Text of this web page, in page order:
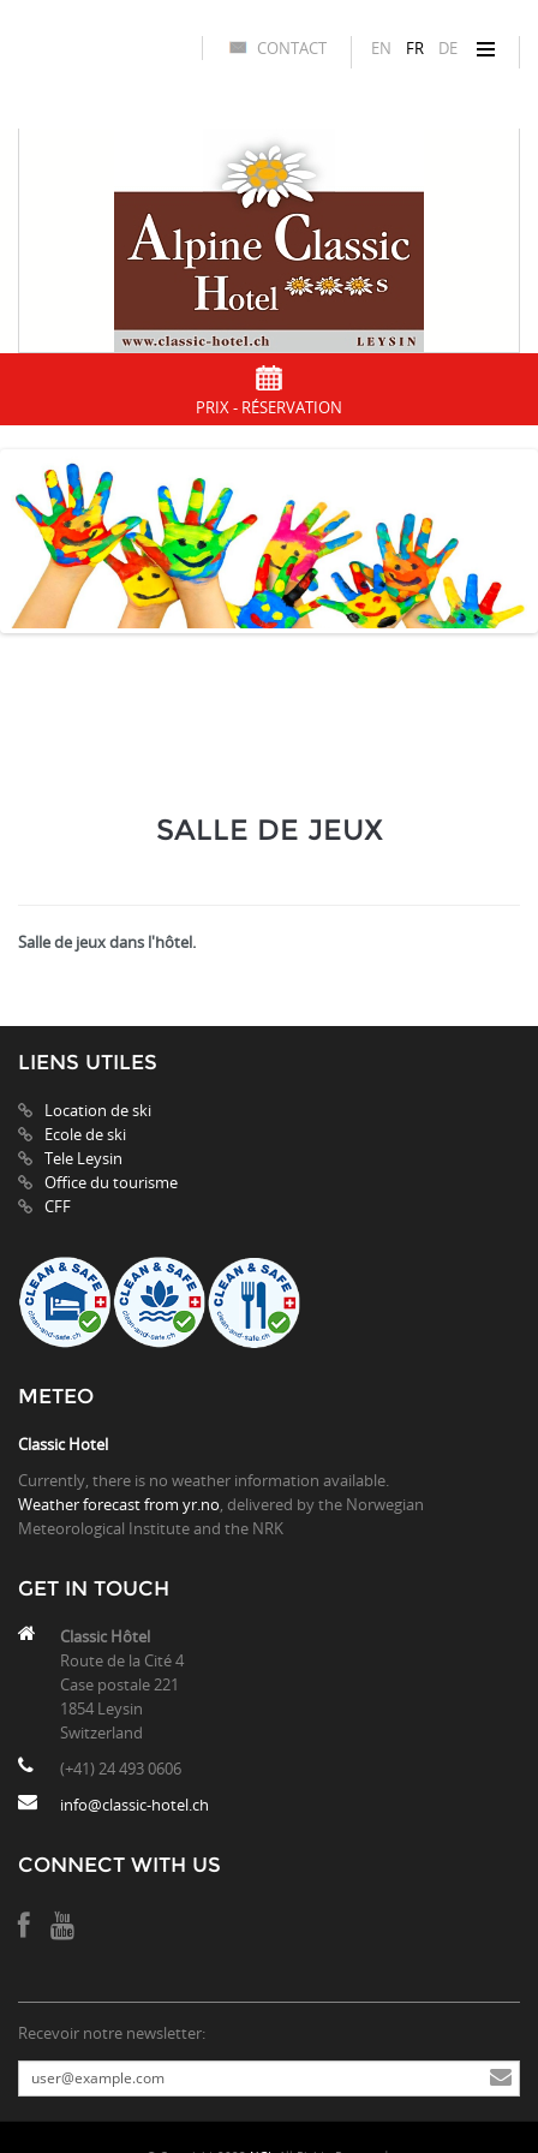
EN FR DE
CONTACT
PRIX - RÉSERVATION
SALLE DE JEUX
Salle de jeux dans l'hôtel.
LIENS UTILES
Location de ski
Ecole de ski
Tele Leysin
Office du tourisme
CFF
METEO
Classic Hotel
Currently, there is no weather information available.
Weather forecast from yr.no , delivered by the Norwegian
Meteorological Institute and the NRK
GET IN TOUCH
Classic Hôtel
Route de la Cité 4
Case postale 221
1854 Leysin
Switzerland
(+41) 24 493 0606
info@classic-hotel.ch
CONNECT WITH US
Recevoir notre newsletter: